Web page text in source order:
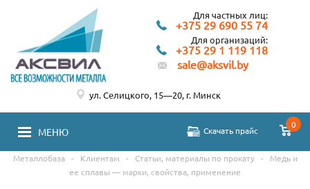
Для частных лиц:
+375 29 690 55 74
Для организаций:
+375 29 1 119 118
sale@aksvil.by
МЕНЮ Скачать прайс
0
ул. Селицкого, 15—20, г. Минск
Металлобаза - Клиентам - Статьи, материалы по прокату -
Медь и
ее сплавы — марки, свойства, применение